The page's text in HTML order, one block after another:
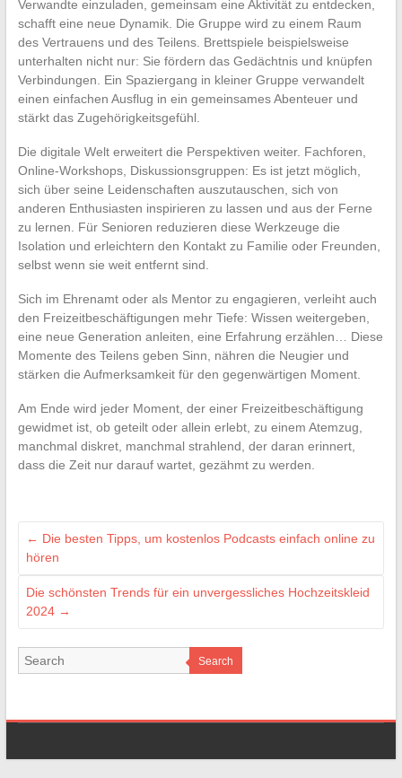
Verwandte einzuladen, gemeinsam eine Aktivität zu entdecken,
schafft eine neue Dynamik. Die Gruppe wird zu einem Raum
des Vertrauens und des Teilens. Brettspiele beispielsweise
unterhalten nicht nur: Sie fördern das Gedächtnis und knüpfen
Verbindungen. Ein Spaziergang in kleiner Gruppe verwandelt
einen einfachen Ausflug in ein gemeinsames Abenteuer und
stärkt das Zugehörigkeitsgefühl.
Die digitale Welt erweitert die Perspektiven weiter. Fachforen,
Online-Workshops, Diskussionsgruppen: Es ist jetzt möglich,
sich über seine Leidenschaften auszutauschen, sich von
anderen Enthusiasten inspirieren zu lassen und aus der Ferne
zu lernen. Für Senioren reduzieren diese Werkzeuge die
Isolation und erleichtern den Kontakt zu Familie oder Freunden,
selbst wenn sie weit entfernt sind.
Sich im Ehrenamt oder als Mentor zu engagieren, verleiht auch
den Freizeitbeschäftigungen mehr Tiefe: Wissen weitergeben,
eine neue Generation anleiten, eine Erfahrung erzählen… Diese
Momente des Teilens geben Sinn, nähren die Neugier und
stärken die Aufmerksamkeit für den gegenwärtigen Moment.
Am Ende wird jeder Moment, der einer Freizeitbeschäftigung
gewidmet ist, ob geteilt oder allein erlebt, zu einem Atemzug,
manchmal diskret, manchmal strahlend, der daran erinnert,
dass die Zeit nur darauf wartet, gezähmt zu werden.
← Die besten Tipps, um kostenlos Podcasts einfach online zu
hören
Die schönsten Trends für ein unvergessliches Hochzeitskleid
2024 →
Search